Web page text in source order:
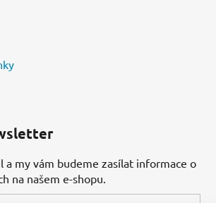
a my vám budeme zasílat informace o
na našem e-shopu.